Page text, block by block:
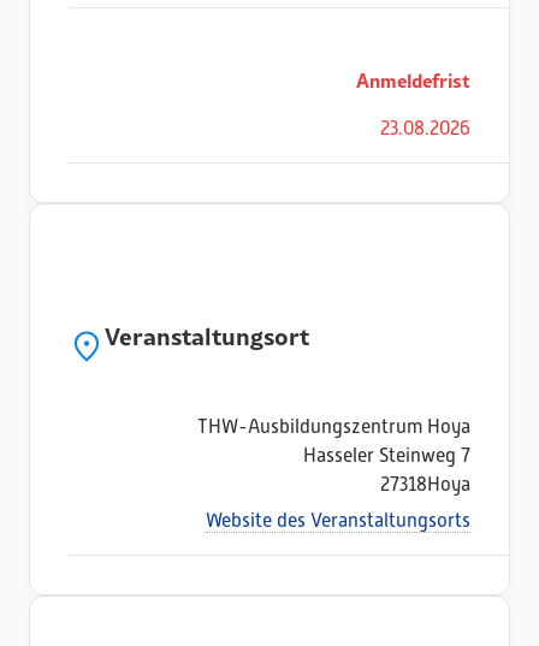
Anmeldefrist
23.08.2026
Veranstaltungsort
THW-Ausbildungszentrum Hoya
Hasseler Steinweg 7
27318Hoya
Website des Veranstaltungsorts